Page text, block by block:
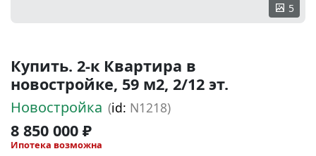
5
Купить. 2-к Квартира в
новостройке, 59 м2, 2/12 эт.
Новостройка (id: N1218)
8 850 000 ₽
Ипотека возможна